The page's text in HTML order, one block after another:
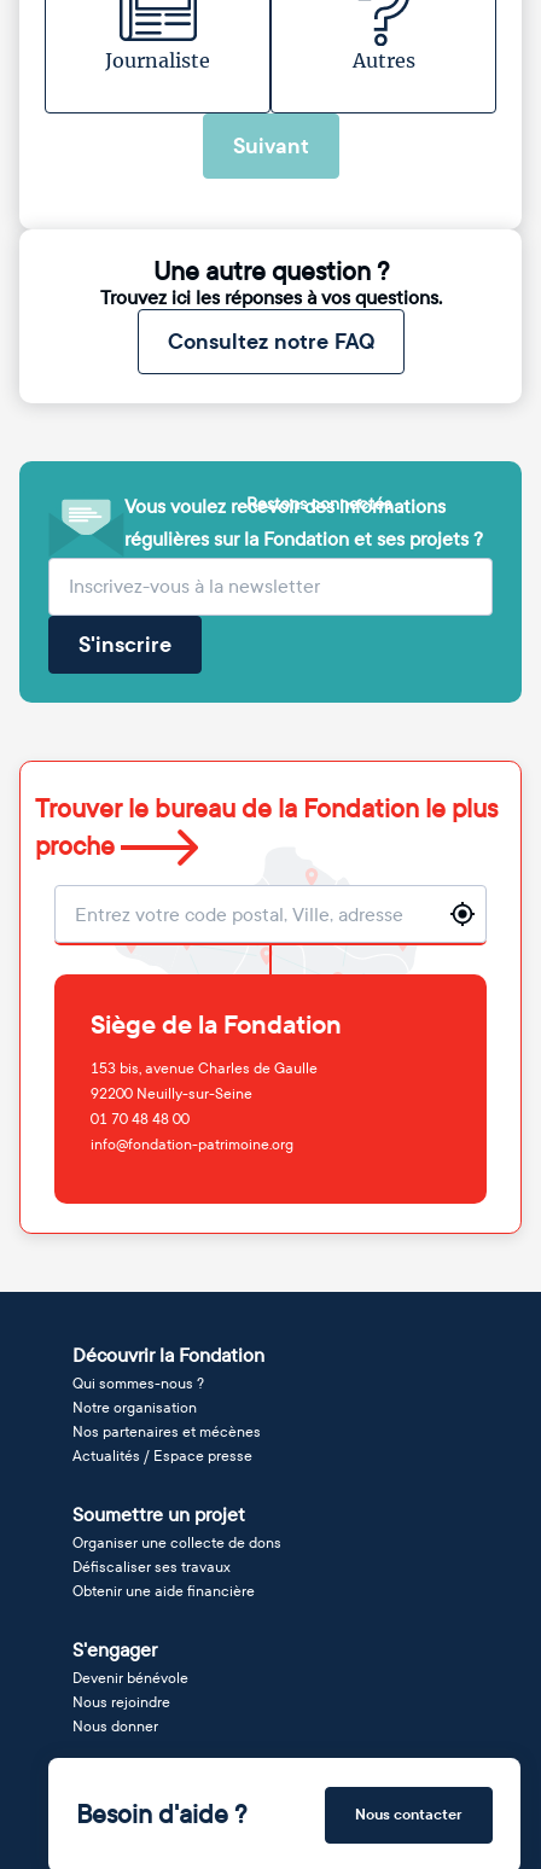
Journaliste Autres
Suivant
Une autre question ?
Trouvez ici les réponses à vos questions.
Consultez notre FAQ
Vous voulez recevoir des informations
régulières sur la Fondation et ses projets ?
Votre adresse e-mail (obligatoire)
S'inscrire
Restons connectés
Trouver le bureau de la Fondation le plus
proche
Localisation
Siège de la Fondation
153 bis, avenue Charles de Gaulle
92200 Neuilly-sur-Seine
01 70 48 48 00
info@fondation-patrimoine.org
Découvrir la Fondation
Qui sommes-nous ?
Notre organisation
Nos partenaires et mécènes
Actualités / Espace presse
Soumettre un projet
Organiser une collecte de dons
Défiscaliser ses travaux
Obtenir une aide financière
S'engager
Devenir bénévole
Nous rejoindre
Nous donner
Besoin d'aide ? Nous contacter